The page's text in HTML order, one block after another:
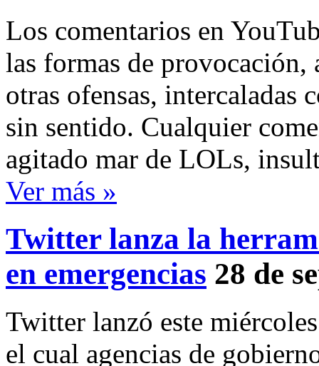
Los comentarios en
las formas de
otras ofensas, intercaladas
sin sentido. Cualquier
agitado mar de LOLs,
Ver más »
Twitter lanza la
en emergencias 28 de
Twitter lanzó este
el cual agencias de